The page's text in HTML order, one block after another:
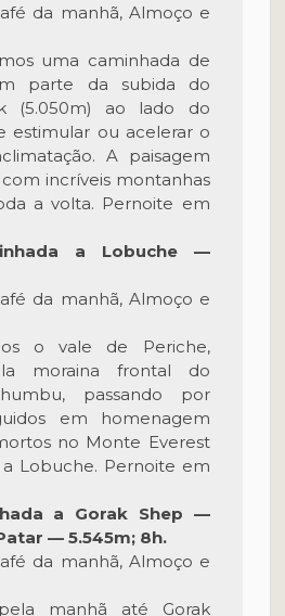
da manhã, Almoço e
uma caminhada de
parte da subida do
(5.050m) ao lado do
estimular ou acelerar o
A paisagem
incríveis montanhas
a volta. Pernoite em
a Lobuche —
da manhã, Almoço e
o vale de Periche,
moraina frontal do
passando por
em homenagem
no Monte Everest
Lobuche. Pernoite em
a Gorak Shep —
— 5.545m; 8h.
da manhã, Almoço e
manhã até Gorak